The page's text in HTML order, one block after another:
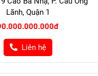
Lãnh, Quận 1
Liên hệ